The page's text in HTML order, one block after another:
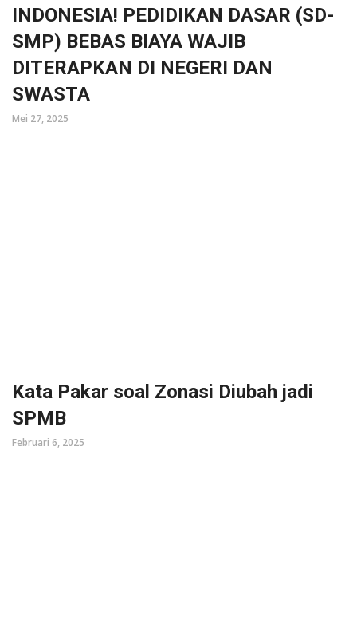
INDONESIA! PEDIDIKAN DASAR (SD-
SMP) BEBAS BIAYA WAJIB
DITERAPKAN DI NEGERI DAN
SWASTA
Mei 27, 2025
Kata Pakar soal Zonasi Diubah jadi
SPMB
Februari 6, 2025